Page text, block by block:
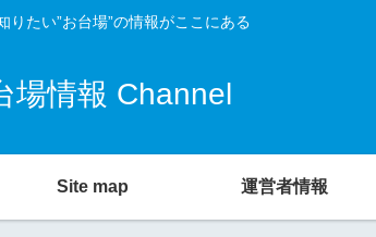
りたい”お台場”の情報がここにある
場情報 Channel
Site map 運営者情報